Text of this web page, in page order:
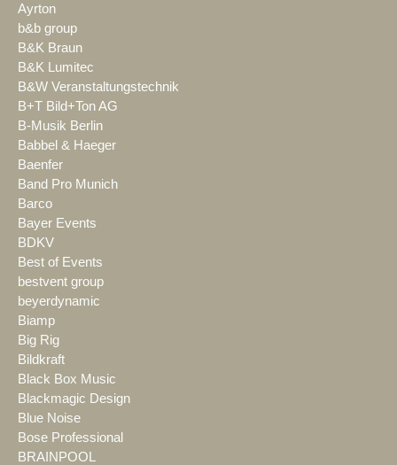
Ayrton
b&b group
B&K Braun
B&K Lumitec
B&W Veranstaltungstechnik
B+T Bild+Ton AG
B-Musik Berlin
Babbel & Haeger
Baenfer
Band Pro Munich
Barco
Bayer Events
BDKV
Best of Events
bestvent group
beyerdynamic
Biamp
Big Rig
Bildkraft
Black Box Music
Blackmagic Design
Blue Noise
Bose Professional
BRAINPOOL